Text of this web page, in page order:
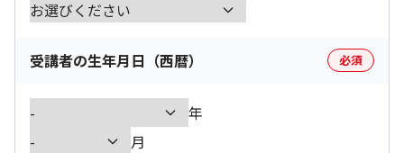
受講者の生年月日（西暦） 必須
年
月